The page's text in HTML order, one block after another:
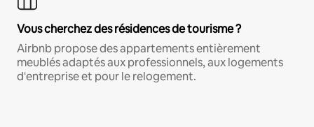
Vous cherchez des résidences de tourisme ?
Airbnb propose des appartements entièrement
meublés adaptés aux professionnels, aux logements
d'entreprise et pour le relogement.